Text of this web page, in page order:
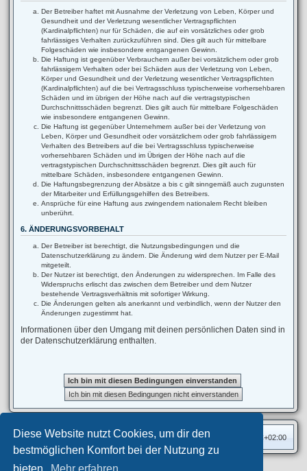
Diese Website nutzt Cookies, um dir den
bestmöglichen Komfort bei der Nutzung zu
Der Betreiber haftet mit Ausnahme der Verletzung von Leben, Körper und
Gesundheit und der Verletzung wesentlicher Vertragspflichten
(Kardinalpflichten) nur für Schäden, die auf ein vorsätzliches oder grob
fahrlässiges Verhalten zurückzuführen sind. Dies gilt auch für mittelbare
Folgeschäden wie insbesondere entgangenen Gewinn.
Die Haftung ist gegenüber Verbrauchern außer bei vorsätzlichem oder grob
fahrlässigem Verhalten oder bei Schäden aus der Verletzung von Leben,
Körper und Gesundheit und der Verletzung wesentlicher Vertragspflichten
(Kardinalpflichten) auf die bei Vertragsschluss typischerweise vorhersehbaren
Schäden und im übrigen der Höhe nach auf die vertragstypischen
Durchschnittsschäden begrenzt. Dies gilt auch für mittelbare Folgeschäden
wie insbesondere entgangenen Gewinn.
Die Haftung ist gegenüber Unternehmern außer bei der Verletzung von
Leben, Körper und Gesundheit oder vorsätzlichem oder grob fahrlässigem
Verhalten des Betreibers auf die bei Vertragsschluss typischerweise
vorhersehbaren Schäden und im Übrigen der Höhe nach auf die
vertragstypischen Durchschnittsschäden begrenzt. Dies gilt auch für
mittelbare Schäden, insbesondere entgangenen Gewinn.
Die Haftungsbegrenzung der Absätze a bis c gilt sinngemäß auch zugunsten
der Mitarbeiter und Erfüllungsgehilfen des Betreibers.
Ansprüche für eine Haftung aus zwingendem nationalem Recht bleiben
unberührt.
6. ÄNDERUNGSVORBEHALT
Der Betreiber ist berechtigt, die Nutzungsbedingungen und die
Datenschutzerklärung zu ändern. Die Änderung wird dem Nutzer per E-Mail
mitgeteilt.
Der Nutzer ist berechtigt, den Änderungen zu widersprechen. Im Falle des
Widerspruchs erlischt das zwischen dem Betreiber und dem Nutzer
bestehende Vertragsverhältnis mit sofortiger Wirkung.
Die Änderungen gelten als anerkannt und verbindlich, wenn der Nutzer den
Änderungen zugestimmt hat.
Informationen über den Umgang mit deinen persönlichen Daten sind in
der Datenschutzerklärung enthalten.
Foren-Übersicht Alle Zeiten sind UTC+02:00